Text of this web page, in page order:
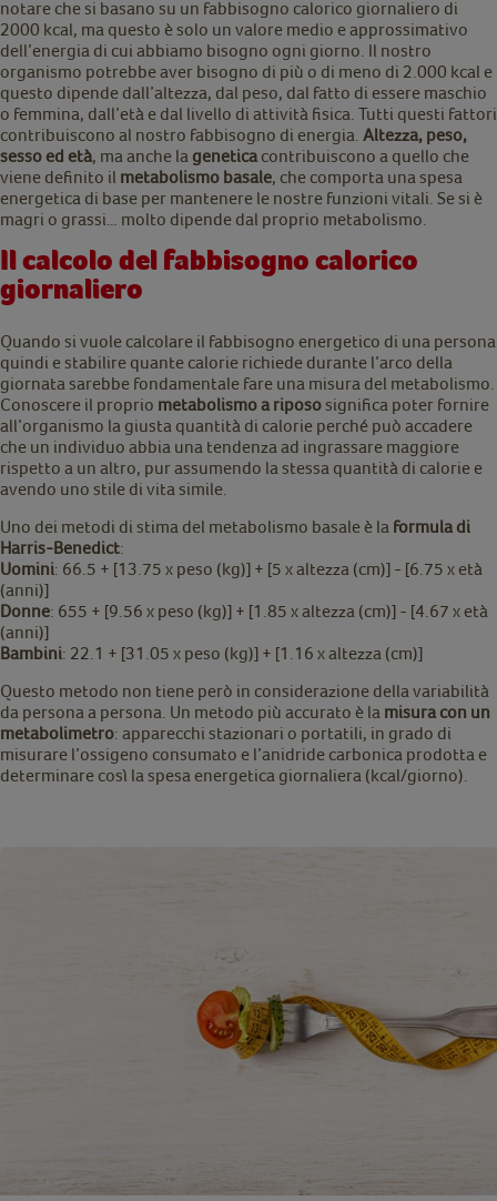
notare che si basano su un fabbisogno calorico giornaliero di
2000 kcal, ma questo è solo un valore medio e approssimativo
dell’energia di cui abbiamo bisogno ogni giorno. Il nostro
organismo potrebbe aver bisogno di più o di meno di 2.000 kcal e
questo dipende dall’altezza, dal peso, dal fatto di essere maschio
o femmina, dall’età e dal livello di attività fisica. Tutti questi fattori
contribuiscono al nostro fabbisogno di energia. Altezza, peso,
sesso ed età, ma anche la genetica contribuiscono a quello che
viene definito il metabolismo basale, che comporta una spesa
energetica di base per mantenere le nostre funzioni vitali. Se si è
magri o grassi… molto dipende dal proprio metabolismo.
Il calcolo del fabbisogno calorico
giornaliero
Quando si vuole calcolare il fabbisogno energetico di una persona
quindi e stabilire quante calorie richiede durante l’arco della
giornata sarebbe fondamentale fare una misura del metabolismo.
Conoscere il proprio metabolismo a ripososignifica poter fornire
all’organismo la giusta quantità di calorie perché può accadere
che un individuo abbia una tendenza ad ingrassare maggiore
rispetto a un altro, pur assumendo la stessa quantità di calorie e
avendo uno stile di vita simile.
Uno dei metodi di stima del metabolismo basale è la formula di
Harris-Benedict:
Uomini: 66.5 + [13.75 x peso (kg)] + [5 x altezza (cm)] - [6.75 x età
(anni)]
Donne: 655 + [9.56 x peso (kg)] + [1.85 x altezza (cm)] - [4.67 x età
(anni)]
Bambini: 22.1 + [31.05 x peso (kg)] + [1.16 x altezza (cm)]
Questo metodo non tiene però in considerazione della variabilità
da persona a persona. Un metodo più accurato è la misura con un
metabolimetro: apparecchi stazionari o portatili, in grado di
misurare l’ossigeno consumato e l’anidride carbonica prodotta e
determinare così la spesa energetica giornaliera (kcal/giorno).